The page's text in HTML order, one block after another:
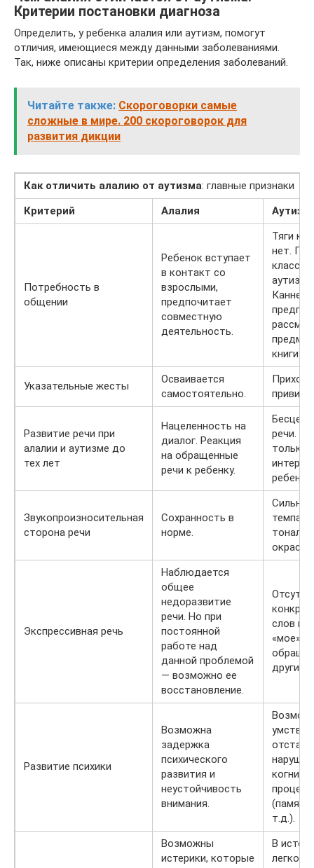
Критерии постановки диагноза
Определить, у ребенка алалия или аутизм, помогут
отличия, имеющиеся между данными заболеваниями.
Так, ниже описаны критерии определения заболеваний.
Читайте также: Скороговорки самые
сложные в мире. 200 скороговорок для
развития дикции
Как отличить алалию от аутизма: главные признаки
Критерий
Алалия Аутизм
Потребность в
общении
Ребенок вступает
в контакт со
взрослыми,
предпочитает
совместную
деятельность.
Тяги к
нет. При
книги и
Указательные жесты
Осваивается
самостоятельно.
Развитие речи при
алалии и аутизме до
тех лет
Нацеленность на
диалог. Реакция
на обращенные
речи к ребенку.
речи.
только
Звукопроизносительная
сторона речи
Сохранность в
норме.
темпа,
окраса
Экспрессивная речь
Наблюдается
общее
недоразвитие
речи. Но при
постоянной
работе над
данной проблемой
— возможно ее
восстановление.
слов по
«мое» и
другим
Развитие психики
Возможна
задержка
психического
развития и
неустойчивость
внимания.
т.д.).
Возможны
истерики, которые
В
легко и